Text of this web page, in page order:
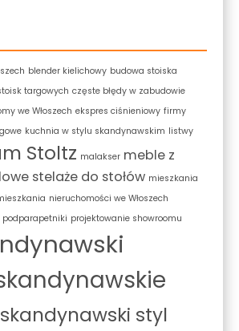
blender kielichowy budowa stoiska
targowych częste błędy w zabudowie
we Włoszech ekspres ciśnieniowy firmy
kuchnia w stylu skandynawskim listwy
Stoltz malakser meble z
stelaże do stołów mieszkania
nieruchomości we Włoszech
podparapetniki projektowanie showroomu
skandynawski styl